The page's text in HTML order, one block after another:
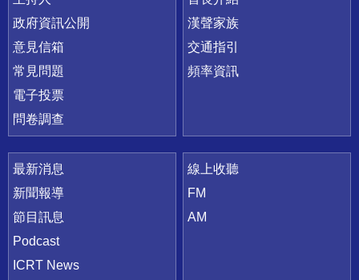
政府資訊公開
意見信箱
常見問題
電子投票
問卷調查
漢聲家族
交通指引
頻率資訊
最新消息
新聞報導
節目訊息
Podcast
ICRT News
線上收聽
FM
AM